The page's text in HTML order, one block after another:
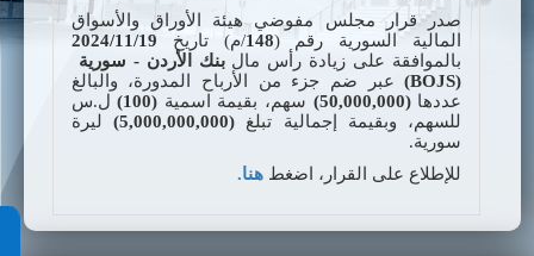
صدر قرار مجلس مفوضي هيئة الأوراق والأسواق
المالية السورية رقم (148/م) تاريخ 19
/
11
/
2024
بالموافقة على زيادة رأس مالبنك الأردن - سورية
(
BOJS
) عبر ضم جزء من
الأرباح المدورة، والبالغ
عددها50,000,000)
) سهم، بقيمة اسمية (100)
ل.س
للسهم، وبقيمة إجمالية تبلغ (5,000,000,000)ليرة
سورية.
للإطلاع على القرار،
اضغط هنا.